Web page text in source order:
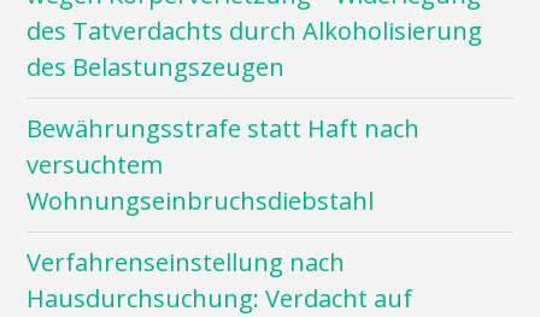
des Tatverdachts durch Alkoholisierung
des Belastungszeugen
Bewährungsstrafe statt Haft nach
versuchtem
Wohnungseinbruchsdiebstahl
Verfahrenseinstellung nach
Hausdurchsuchung: Verdacht auf